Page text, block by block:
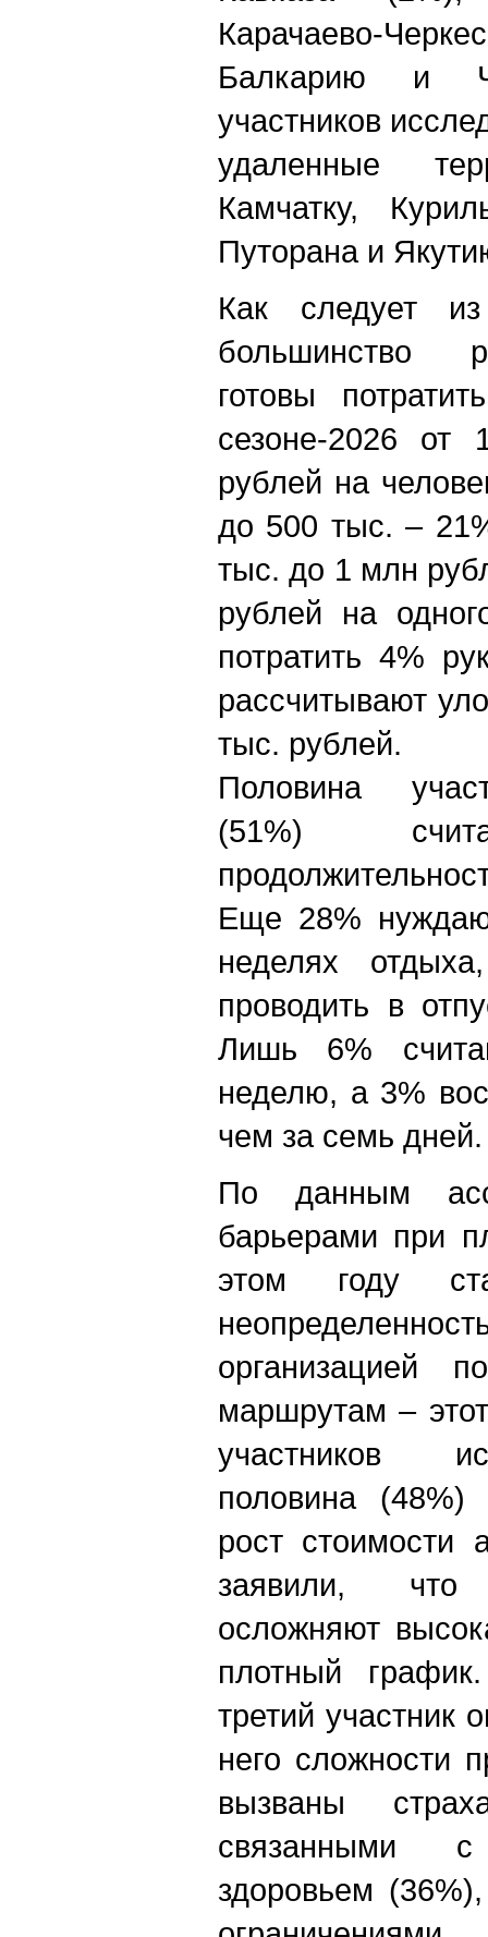
Карачаево-
Балкарию и
участников
удаленные
Камчатку,
Путорана и
Как следует из
большинство
готовы
сезоне-2026
рублей на
до 500 тыс. –
тыс. до 1 млн
рублей на
потратить 4%
рассчитывают
тыс. рублей.
Половина
(51%)
Еще 28%
неделях
проводить в
Лишь 6%
неделю, а 3%
чем за семь дней.
По данным
барьерами при
этом году
организацией
маршрутам –
участников
половина
рост стоимости
заявили,
осложняют
плотный
третий участник
него сложности
вызваны
связанными
здоровьем